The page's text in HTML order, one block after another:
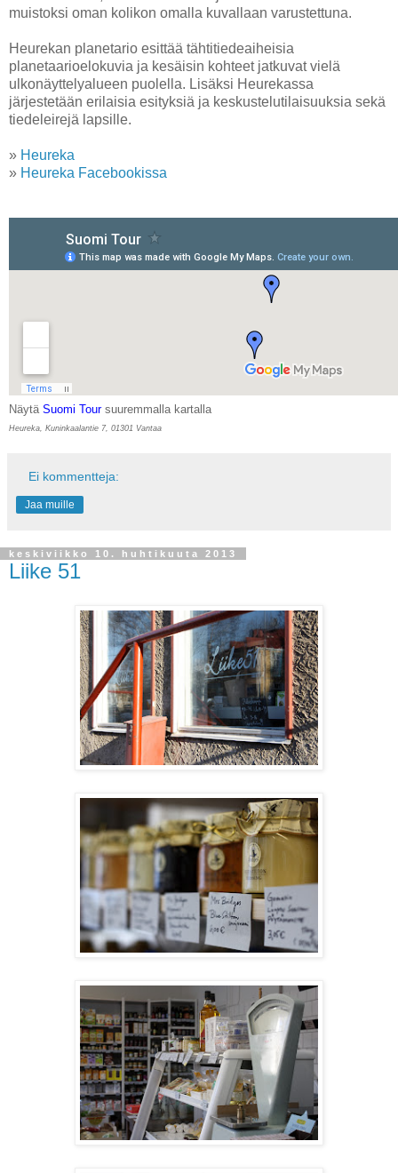
muistoksi oman kolikon omalla kuvallaan varustettuna.
Heurekan planetario esittää tähtitiedeaiheisia
planetaarioelokuvia ja kesäisin kohteet jatkuvat vielä
ulkonäyttelyalueen puolella. Lisäksi Heurekassa
järjestetään erilaisia esityksiä ja keskustelutilaisuuksia sekä
tiedeleirejä lapsille.
» Heureka
» Heureka Facebookissa
Näytä Suomi Toursuuremmalla kartalla
Heureka, Kuninkaalantie 7, 01301 Vantaa
Ei kommentteja:
Jaa muille
keskiviikko 10. huhtikuuta 2013
Liike 51